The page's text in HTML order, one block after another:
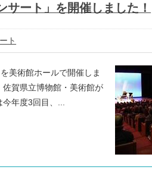
サート」を開催しました！
ト
美術館ホールで開催しま
賀県立博物館・美術館が
年度3回目、...